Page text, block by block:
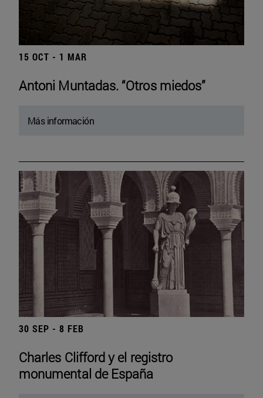
15 OCT - 1 MAR
Antoni Muntadas. “Otros miedos”
Más información
30 SEP - 8 FEB
Charles Clifford y el registro
monumental de España